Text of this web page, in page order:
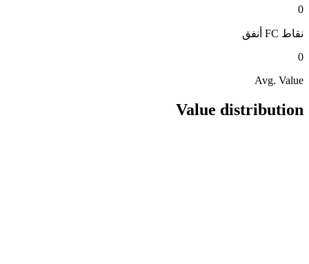
0
نقاط FC
أنفق
0
Avg. Value
Value distribution